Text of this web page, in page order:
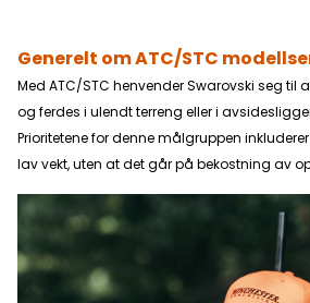
Generelt om ATC/STC
Med ATC/STC henvender Swarovski seg til
og ferdes i ulendt terreng eller i
Prioritetene for denne målgruppen
lav vekt, uten at det går på bekostning av